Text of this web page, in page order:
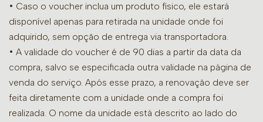
• Caso o voucher inclua um produto físico, ele estará
disponível apenas para retirada na unidade onde foi
adquirido, sem opção de entrega via transportadora.
• A validade do voucher é de 90 dias a partir da data da
compra, salvo se especificada outra validade na página de
venda do serviço. Após esse prazo, a renovação deve ser
feita diretamente com a unidade onde a compra foi
realizada. O nome da unidade está descrito ao lado do